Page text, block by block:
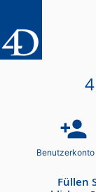
person_add
Füllen